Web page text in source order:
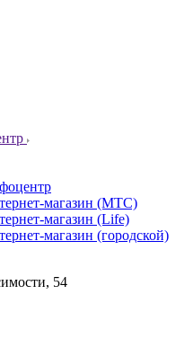
магазин (МТС)
магазин (Life)
магазин (городской)
54